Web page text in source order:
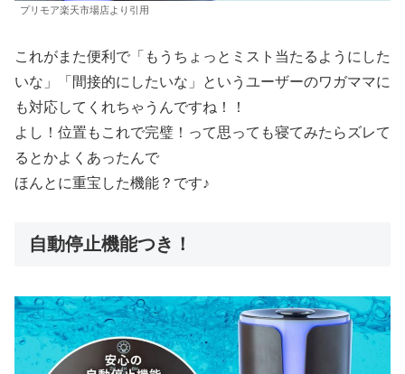
プリモア楽天市場店より引用
これがまた便利で「もうちょっとミスト当たるようにした
いな」「間接的にしたいな」というユーザーのワガママに
も対応してくれちゃうんですね！！
よし！位置もこれで完璧！って思っても寝てみたらズレて
るとかよくあったんで
ほんとに重宝した機能？です♪
自動停止機能つき！